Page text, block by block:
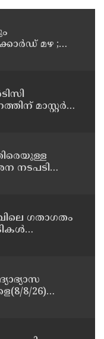
മഴ ;
മാസ്റ്റർ
നടപടി
ഗതാഗതം
8/26)